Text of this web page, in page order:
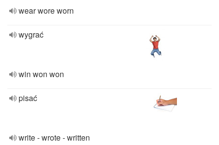
wear wore worn
wygrać
win won won
pisać
write - wrote - written